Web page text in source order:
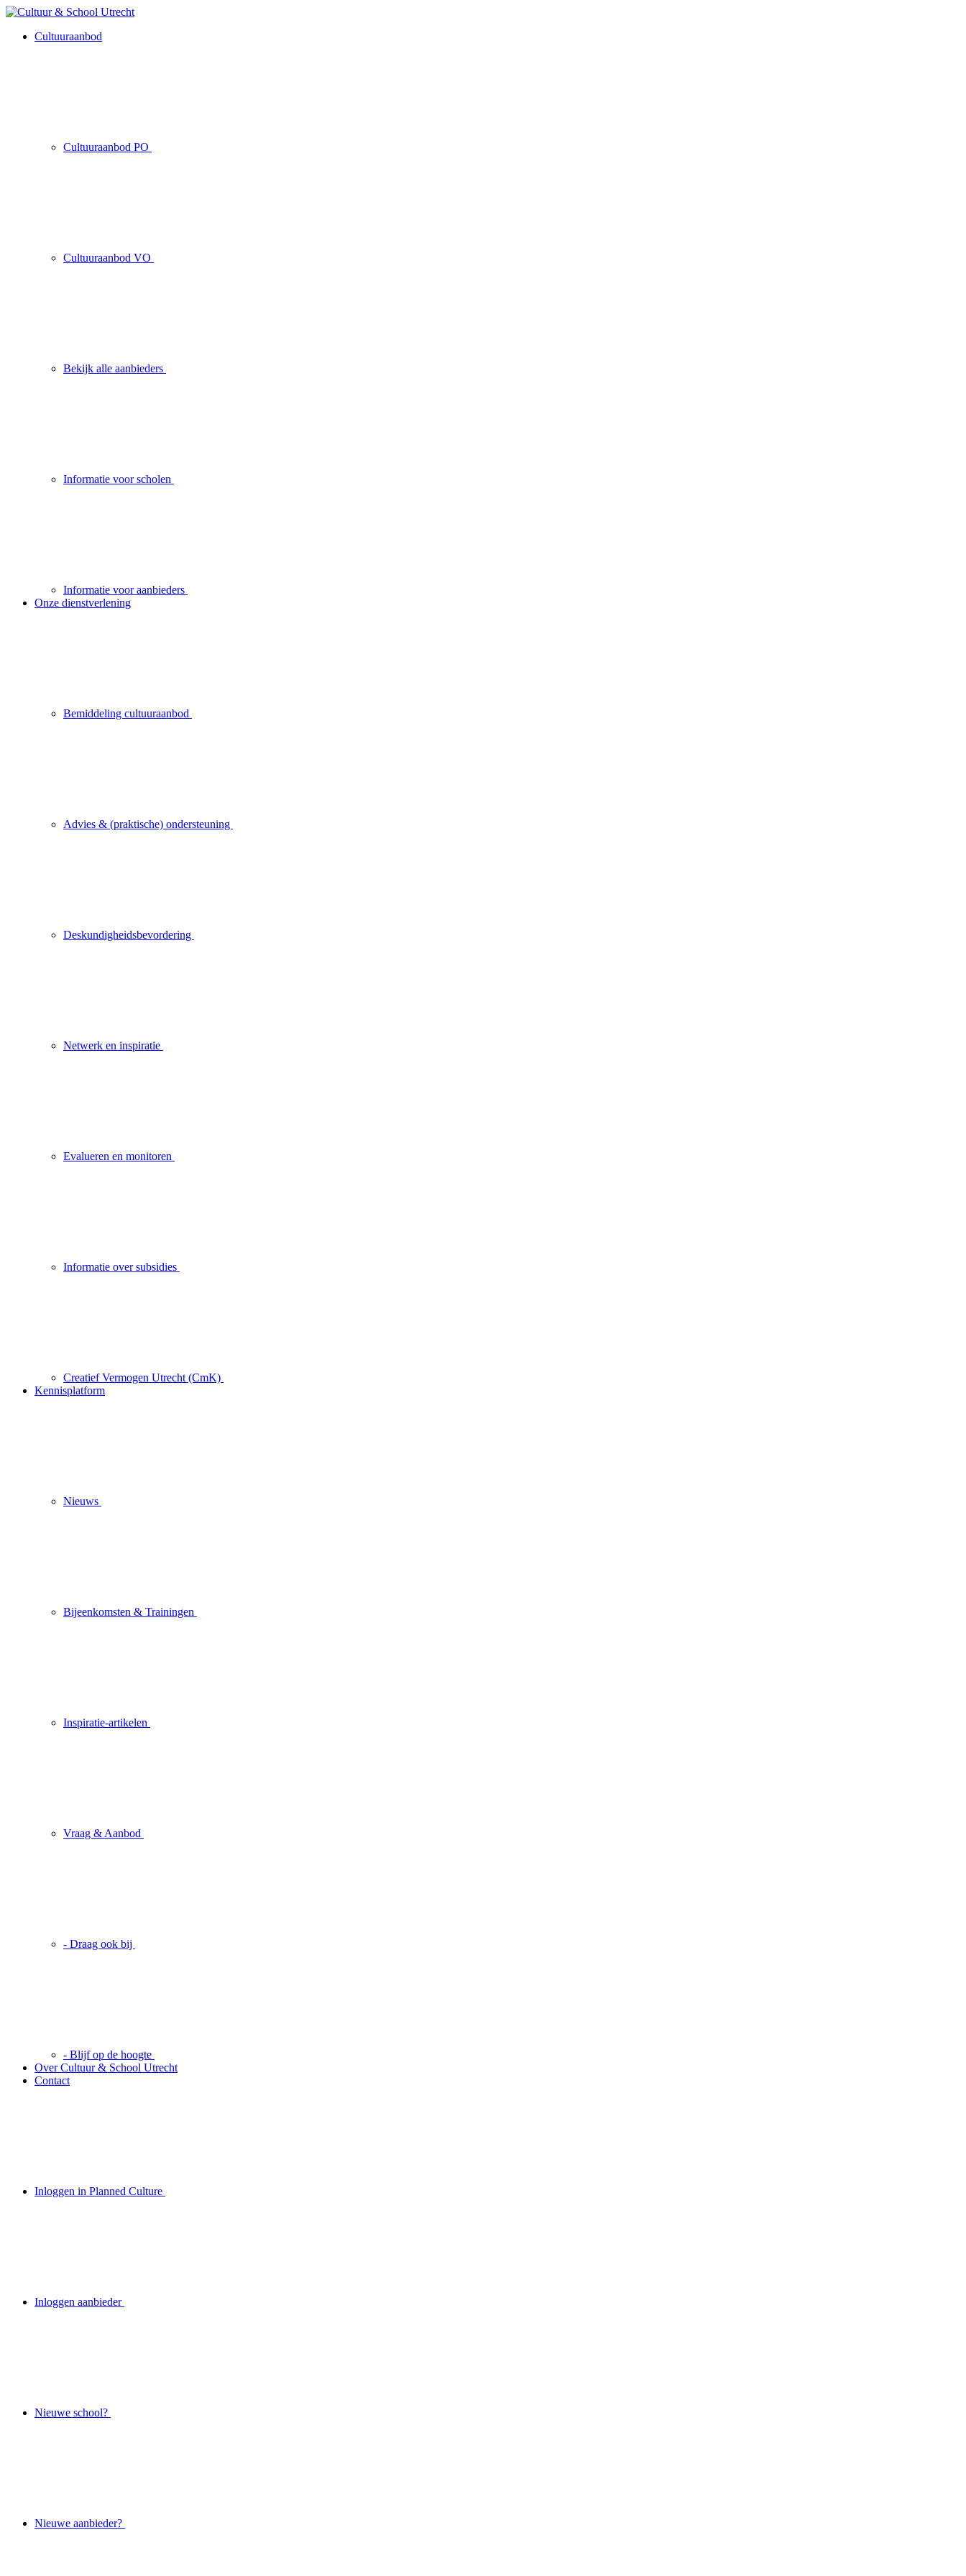
Cultuuraanbod
Cultuuraanbod PO
Cultuuraanbod VO
Bekijk alle aanbieders
Informatie voor scholen
Informatie voor aanbieders
Onze dienstverlening
Bemiddeling cultuuraanbod
Advies & (praktische) ondersteuning
Deskundigheidsbevordering
Netwerk en inspiratie
Evalueren en monitoren
Informatie over subsidies
Creatief Vermogen Utrecht (CmK)
Kennisplatform
Nieuws
Bijeenkomsten & Trainingen
Inspiratie-artikelen
Vraag & Aanbod
- Draag ook bij
- Blijf op de hoogte
Over Cultuur & School Utrecht
Contact
Inloggen in Planned Culture
Inloggen aanbieder
Nieuwe school?
Nieuwe aanbieder?